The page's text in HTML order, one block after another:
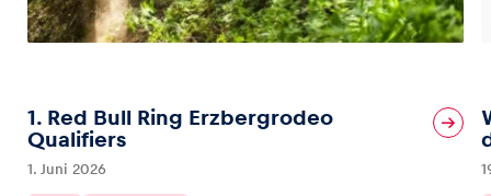
1. Red Bull Ring Erzbergrodeo
Qualifiers
1. Juni 2026